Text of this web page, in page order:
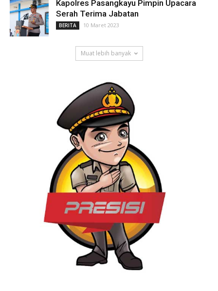
Kapolres Pasangkayu Pimpin Upacara
Serah Terima Jabatan
BERITA 10 Maret 2023
Muat lebih banyak